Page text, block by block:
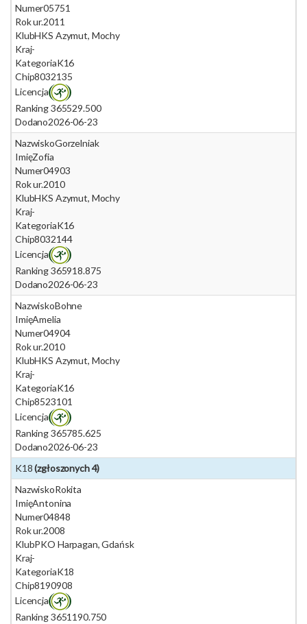
Numer05751
Rok ur.2011
KlubHKS Azymut, Mochy
Kraj-
KategoriaK16
Chip8032135
Licencja
Ranking 365529.500
Dodano2026-06-23
NazwiskoGorzelniak
ImięZofia
Numer04903
Rok ur.2010
KlubHKS Azymut, Mochy
Kraj-
KategoriaK16
Chip8032144
Licencja
Ranking 365918.875
Dodano2026-06-23
NazwiskoBohne
ImięAmelia
Numer04904
Rok ur.2010
KlubHKS Azymut, Mochy
Kraj-
KategoriaK16
Chip8523101
Licencja
Ranking 365785.625
Dodano2026-06-23
K18(zgłoszonych 4)
NazwiskoRokita
ImięAntonina
Numer04848
Rok ur.2008
KlubPKO Harpagan, Gdańsk
Kraj-
KategoriaK18
Chip8190908
Licencja
Ranking 3651190.750